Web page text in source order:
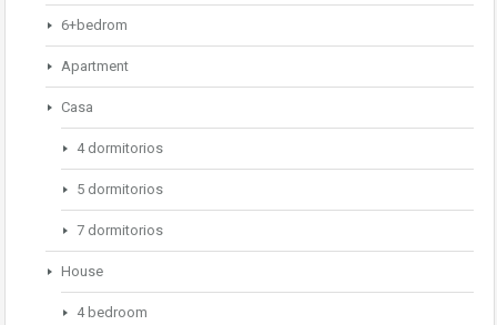
6+bedrom
Apartment
Casa
4 dormitorios
5 dormitorios
7 dormitorios
House
4 bedroom